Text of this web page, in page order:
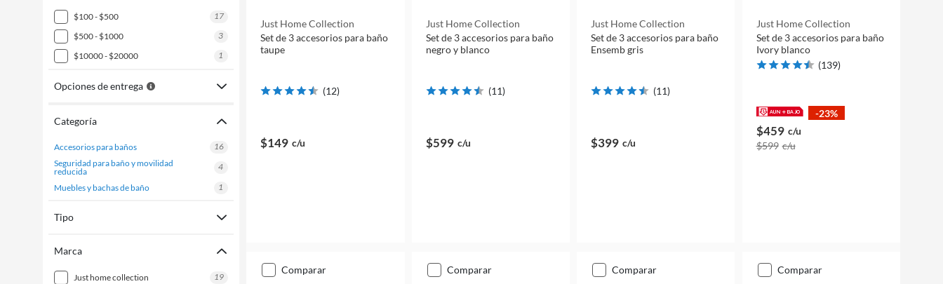
$100 - $500
17
$500 - $1000
3
$10000 - $20000
1
Opciones de entrega
Categoría
accesorios para baños
16
seguridad para baño y movilidad
reducida
4
muebles y bachas de baño
1
Tipo
Marca
just home collection
19
Just Home Collection
Set de 3 accesorios para baño
taupe
(12)
$149 c/u
Just Home Collection
Set de 3 accesorios para baño
negro y blanco
(11)
$599 c/u
Just Home Collection
Set de 3 accesorios para baño
Ensemb gris
(11)
$399 c/u
Just Home Collection
Set de 3 accesorios para baño
Ivory blanco
(139)
-23%
$459 c/u
$599 c/u
comparar comparar comparar comparar